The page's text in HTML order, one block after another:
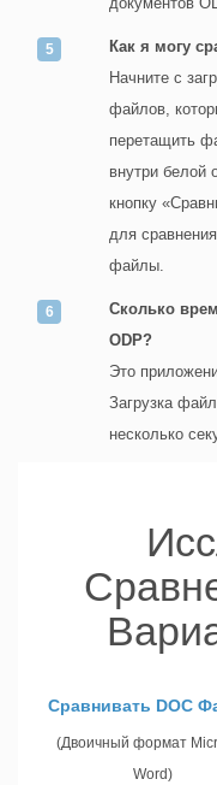
Как я могу
Начните с
файлов,
перетащить
внутри белой
кнопку
для
файлы.
Сколько
ODP?
Это
Загрузка
несколько
Сравнивать DOC
(Двоичный формат
Word)